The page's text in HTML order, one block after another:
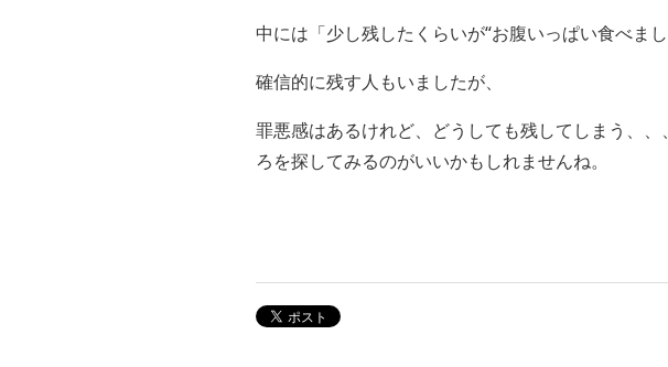
中には「少し残したくらいが“お腹いっぱい食べま
確信的に残す人もいましたが、
罪悪感はあるけれど、どうしても残してしまう、
ろを探してみるのがいいかもしれませんね。